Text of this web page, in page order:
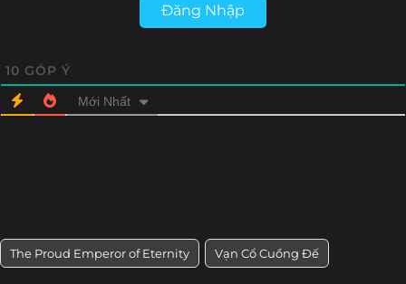
Đăng Nhập
10 GÓP Ý
Mới Nhất
The Proud Emperor of Eternity Vạn Cổ Cuồng Đế